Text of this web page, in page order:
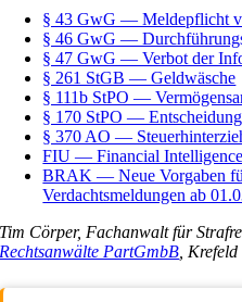
§ 43 GwG — Meldepflicht
§ 46 GwG —
§ 47 GwG — Verbot der
§ 261 StGB — Geldwäsche
§ 111b StPO —
§ 170 StPO —
§ 370 AO —
FIU — Financial
BRAK — Neue Vorgaben
Verdachtsmeldungen ab
Tim Cörper, Fachanwalt für
Rechtsanwälte PartGmbB , Krefeld